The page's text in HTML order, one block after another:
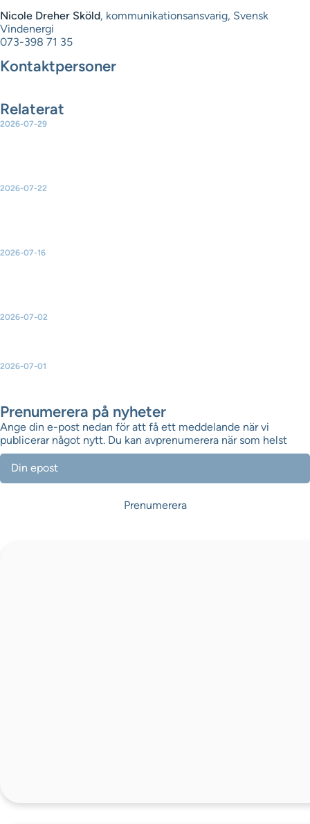
Nicole Dreher Sköld, kommunikationsansvarig, Svensk
Vindenergi
073-398 71 35
Kontaktpersoner
Relaterat
2026-07-29
2026-07-22
2026-07-16
2026-07-02
2026-07-01
Prenumerera på nyheter
Ange din e-post nedan för att få ett meddelande när vi
publicerar något nytt. Du kan avprenumerera när som helst